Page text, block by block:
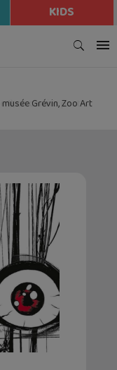
KIDS
Grévin, Zoo Art